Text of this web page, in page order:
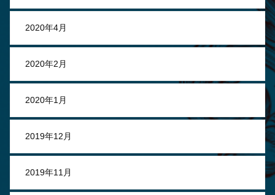
2020年4月
2020年2月
2020年1月
2019年12月
2019年11月